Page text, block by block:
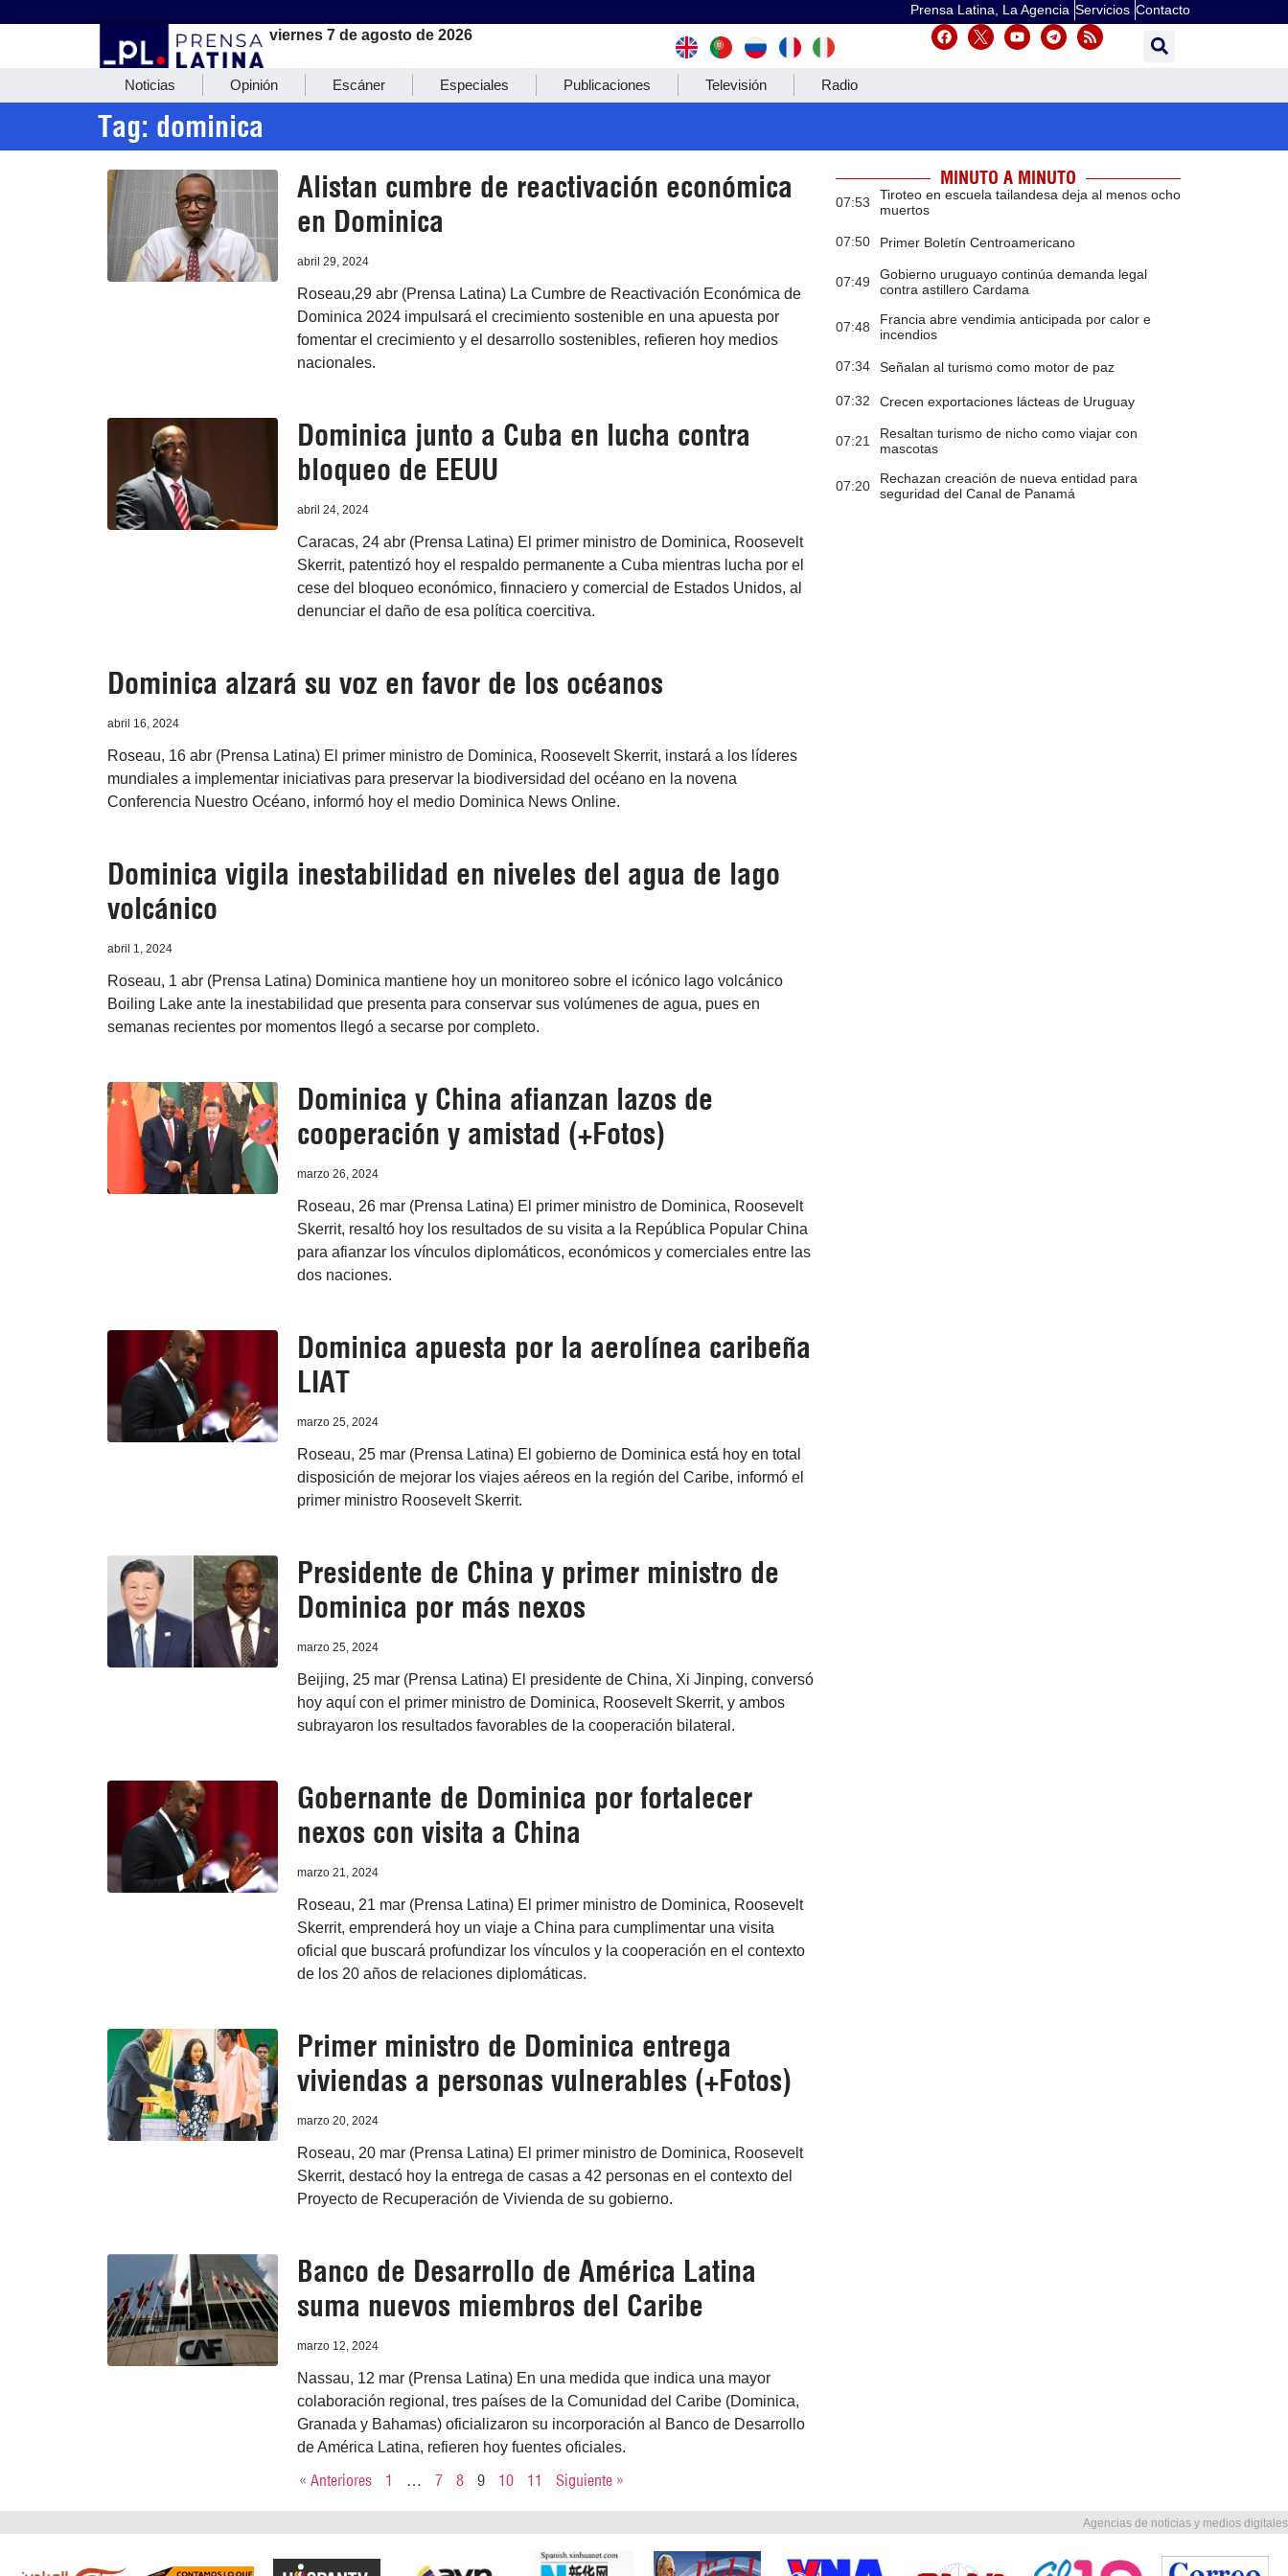
Prensa Latina, La Agencia Servicios Contacto
viernes 7 de agosto de 2026
Noticias Opinión Escáner Especiales Publicaciones Televisión Radio
Tag: dominica
Alistan cumbre de reactivación económica
en Dominica
abril 29, 2024
Roseau,29 abr (Prensa Latina) La Cumbre de Reactivación Económica de
Dominica 2024 impulsará el crecimiento sostenible en una apuesta por
fomentar el crecimiento y el desarrollo sostenibles, refieren hoy medios
nacionales.
Dominica junto a Cuba en lucha contra
bloqueo de EEUU
abril 24, 2024
Caracas, 24 abr (Prensa Latina) El primer ministro de Dominica, Roosevelt
Skerrit, patentizó hoy el respaldo permanente a Cuba mientras lucha por el
cese del bloqueo económico, finnaciero y comercial de Estados Unidos, al
denunciar el daño de esa política coercitiva.
Dominica alzará su voz en favor de los océanos
abril 16, 2024
Roseau, 16 abr (Prensa Latina) El primer ministro de Dominica, Roosevelt Skerrit, instará a los líderes
mundiales a implementar iniciativas para preservar la biodiversidad del océano en la novena
Conferencia Nuestro Océano, informó hoy el medio Dominica News Online.
Dominica vigila inestabilidad en niveles del agua de lago
volcánico
abril 1, 2024
Roseau, 1 abr (Prensa Latina) Dominica mantiene hoy un monitoreo sobre el icónico lago volcánico
Boiling Lake ante la inestabilidad que presenta para conservar sus volúmenes de agua, pues en
semanas recientes por momentos llegó a secarse por completo.
Dominica y China afianzan lazos de
cooperación y amistad (+Fotos)
marzo 26, 2024
Roseau, 26 mar (Prensa Latina) El primer ministro de Dominica, Roosevelt
Skerrit, resaltó hoy los resultados de su visita a la República Popular China
para afianzar los vínculos diplomáticos, económicos y comerciales entre las
dos naciones.
Dominica apuesta por la aerolínea caribeña
LIAT
marzo 25, 2024
Roseau, 25 mar (Prensa Latina) El gobierno de Dominica está hoy en total
disposición de mejorar los viajes aéreos en la región del Caribe, informó el
primer ministro Roosevelt Skerrit.
Presidente de China y primer ministro de
Dominica por más nexos
marzo 25, 2024
Beijing, 25 mar (Prensa Latina) El presidente de China, Xi Jinping, conversó
hoy aquí con el primer ministro de Dominica, Roosevelt Skerrit, y ambos
subrayaron los resultados favorables de la cooperación bilateral.
Gobernante de Dominica por fortalecer
nexos con visita a China
marzo 21, 2024
Roseau, 21 mar (Prensa Latina) El primer ministro de Dominica, Roosevelt
Skerrit, emprenderá hoy un viaje a China para cumplimentar una visita
oficial que buscará profundizar los vínculos y la cooperación en el contexto
de los 20 años de relaciones diplomáticas.
Primer ministro de Dominica entrega
viviendas a personas vulnerables (+Fotos)
marzo 20, 2024
Roseau, 20 mar (Prensa Latina) El primer ministro de Dominica, Roosevelt
Skerrit, destacó hoy la entrega de casas a 42 personas en el contexto del
Proyecto de Recuperación de Vivienda de su gobierno.
Banco de Desarrollo de América Latina
suma nuevos miembros del Caribe
marzo 12, 2024
Nassau, 12 mar (Prensa Latina) En una medida que indica una mayor
colaboración regional, tres países de la Comunidad del Caribe (Dominica,
Granada y Bahamas) oficializaron su incorporación al Banco de Desarrollo
de América Latina, refieren hoy fuentes oficiales.
« Anteriores 1 … 7 8 9 10 11 Siguiente »
MINUTO A MINUTO
07:53
Tiroteo en escuela tailandesa deja al menos ocho
muertos
07:50 Primer Boletín Centroamericano
07:49
Gobierno uruguayo continúa demanda legal
contra astillero Cardama
07:48
Francia abre vendimia anticipada por calor e
incendios
07:34 Señalan al turismo como motor de paz
07:32 Crecen exportaciones lácteas de Uruguay
07:21
Resaltan turismo de nicho como viajar con
mascotas
07:20
Rechazan creación de nueva entidad para
seguridad del Canal de Panamá
Agencias de noticias y medios digitales